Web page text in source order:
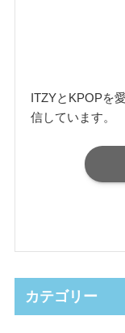
ITZYとKPOPを
信しています。
カテゴリー